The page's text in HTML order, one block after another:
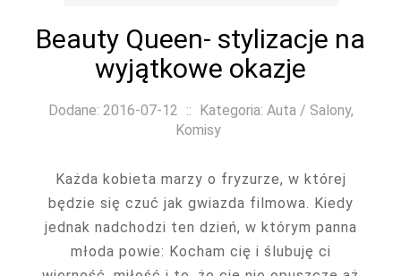
Beauty Queen- stylizacje na
wyjątkowe okazje
Dodane: 2016-07-12 :: Kategoria: Auta / Salony,
Komisy
Każda kobieta marzy o fryzurze, w której
będzie się czuć jak gwiazda filmowa. Kiedy
jednak nadchodzi ten dzień, w którym panna
młoda powie: Kocham cię i ślubuję ci